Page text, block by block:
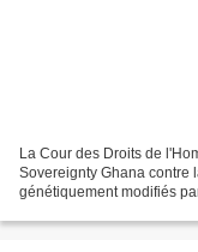
La Cour des Droits de
Sovereignty Ghana contre
génétiquement modifiés